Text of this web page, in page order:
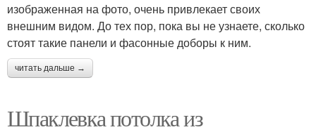
изображенная на фото, очень привлекает своих
внешним видом. До тех пор, пока вы не узнаете, сколько
стоят такие панели и фасонные доборы к ним.
читать дальше →
Шпаклевка потолка из